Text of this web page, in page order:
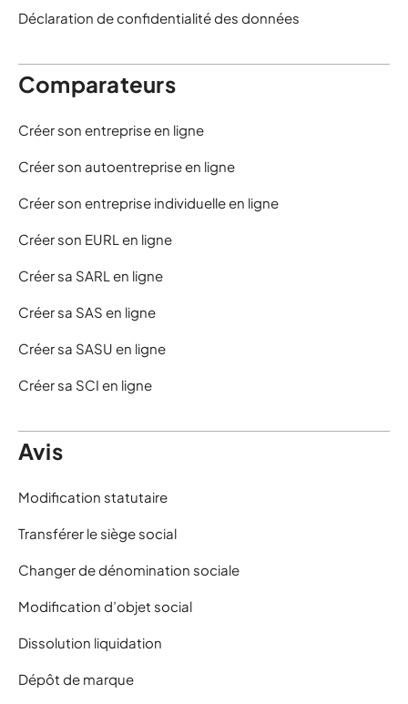
Déclaration de confidentialité des données
Comparateurs
Créer son entreprise en ligne
Créer son autoentreprise en ligne
Créer son entreprise individuelle en ligne
Créer son EURL en ligne
Créer sa SARL en ligne
Créer sa SAS en ligne
Créer sa SASU en ligne
Créer sa SCI en ligne
Avis
Modification statutaire
Transférer le siège social
Changer de dénomination sociale
Modification d’objet social
Dissolution liquidation
Dépôt de marque